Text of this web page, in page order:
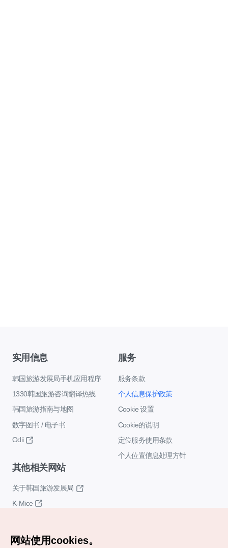
实用信息
韩国旅游发展局手机应用程序
1330韩国旅游咨询翻译热线
韩国旅游指南与地图
数字图书 / 电子书
Odii
服务
服务条款
个人信息保护政策
Cookie 设置
Cookie的说明
定位服务使用条款
个人位置信息处理方针
其他相关网站
关于韩国旅游发展局
K-Mice
网站使用cookies。